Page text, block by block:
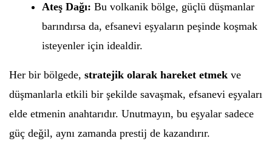
Ateş Dağı: Bu volkanik bölge, güçlü düşmanlar
barındırsa da, efsanevi eşyaların peşinde koşmak
isteyenler için idealdir.
Her bir bölgede, stratejik olarak hareket etmek ve
düşmanlarla etkili bir şekilde savaşmak, efsanevi eşyaları
elde etmenin anahtarıdır. Unutmayın, bu eşyalar sadece
güç değil, aynı zamanda prestij de kazandırır.